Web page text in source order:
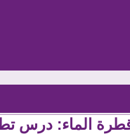
الماء: درس